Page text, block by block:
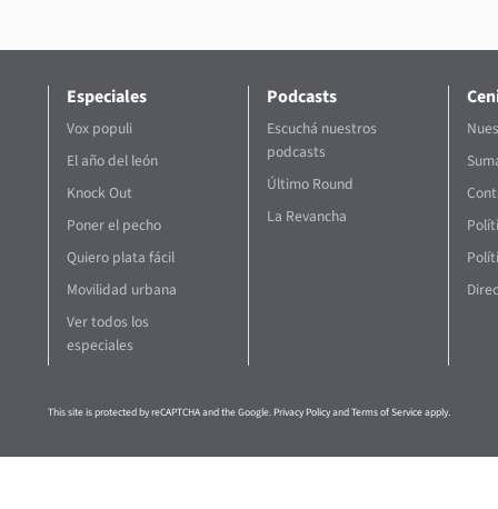
Especiales
Vox populi
El año del león
Knock Out
Poner el pecho
Quiero plata fácil
Movilidad urbana
Ver todos los
especiales
Podcasts
Escuchá nuestros
podcasts
Último Round
La Revancha
This site is protected by reCAPTCHA and the Google. Privacy PolicyandTerms of Serviceapply.